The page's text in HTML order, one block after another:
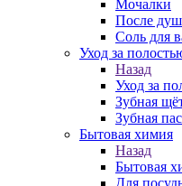
Мочалки
После
Соль для
Уход за
Назад
Уход за
Зубная
Зубная
Бытовая химия
Назад
Бытовая
Для